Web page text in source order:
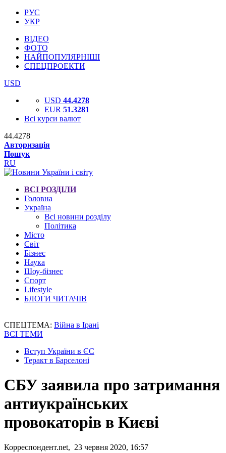
РУС
УКР
ВІДЕО
ФОТО
НАЙПОПУЛЯРНІШІ
СПЕЦПРОЕКТИ
USD
USD 44.4278
EUR 51.3281
Всі курси валют
44.4278
Авторизація
Пошук
RU
ВСІ РОЗДІЛИ
Головна
Україна
Всі новини розділу
Політика
Місто
Світ
Бізнес
Наука
Шоу-бізнес
Спорт
Lifestyle
БЛОГИ ЧИТАЧІВ
СПЕЦТЕМА: Війна в Ірані
ВСІ ТЕМИ
Вступ України в ЄС
Теракт в Барселоні
СБУ заявила про затримання
антиукраїнських
провокаторів в Києві
Корреспондент.net, 23 червня 2020, 16:57